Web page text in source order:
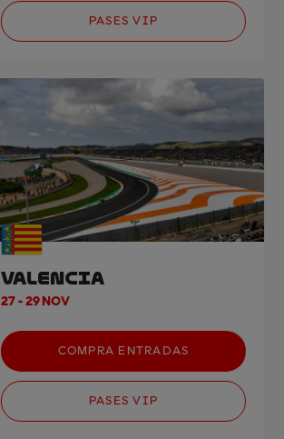
PASES VIP
VALENCIA
27 - 29 NOV
COMPRA ENTRADAS
PASES VIP